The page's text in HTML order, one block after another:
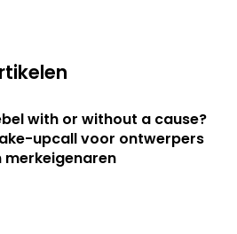
with or without a cause?
upcall voor ontwerpers
merkeigenaren